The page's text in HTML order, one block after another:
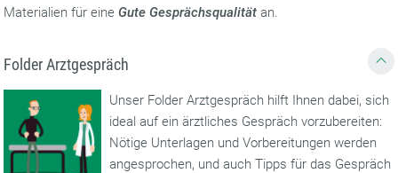
Materialien für eineGute Gesprächsqualitätan.
Folder Arztgespräch
Unser Folder Arztgespräch hilft Ihnen dabei, sich
ideal auf ein ärztliches Gespräch vorzubereiten:
Nötige Unterlagen und Vorbereitungen werden
angesprochen, und auch Tipps für das Gespräch